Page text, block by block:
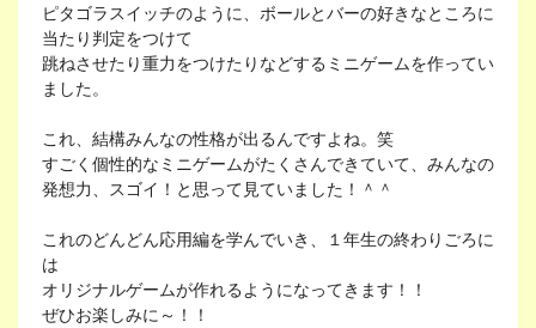
ピタゴラスイッチのように、ボールとバーの好きなところに
当たり判定をつけて
跳ねさせたり重力をつけたりなどするミニゲームを作ってい
ました。
これ、結構みんなの性格が出るんですよね。笑
すごく個性的なミニゲームがたくさんできていて、みんなの
発想力、スゴイ！と思って見ていました！＾＾
これのどんどん応用編を学んでいき、１年生の終わりごろに
は
オリジナルゲームが作れるようになってきます！！
ぜひお楽しみに～！！